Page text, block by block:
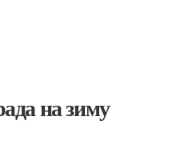
на зиму